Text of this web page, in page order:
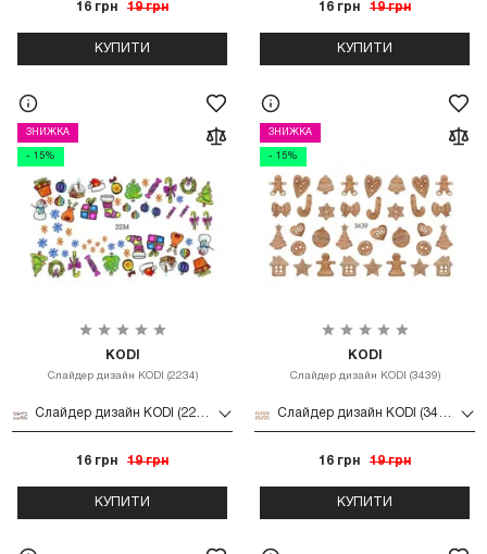
16 грн 19 грн
КУПИТИ
16 грн 19 грн
КУПИТИ
ЗНИЖКА
- 15%
KODI
Слайдер дизайн KODI (2234)
Слайдер дизайн KODI (2234)
16 грн 19 грн
КУПИТИ
ЗНИЖКА
- 15%
KODI
Слайдер дизайн KODI (3439)
Слайдер дизайн KODI (3439)
16 грн 19 грн
КУПИТИ